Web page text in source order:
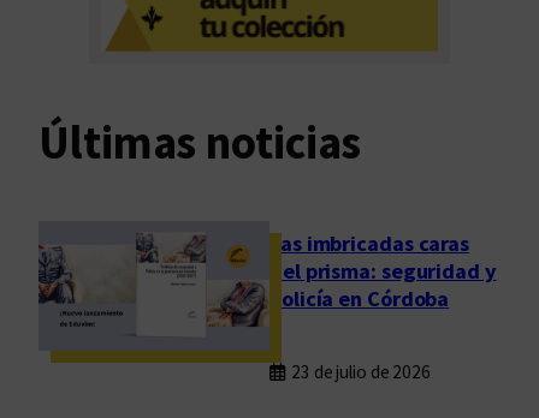
é
s
e
c
o
l
Últimas noticias
Las imbricadas caras
del prisma: seguridad y
policía en Córdoba
23 de julio de 2026